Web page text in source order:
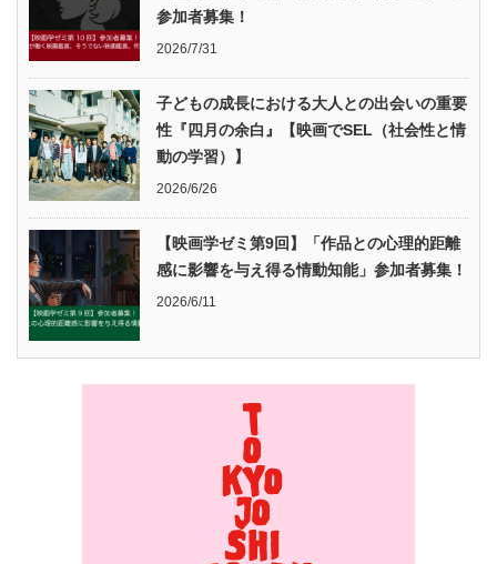
参加者募集！
2026/7/31
子どもの成長における大人との出会いの重要
性『四月の余白』【映画でSEL（社会性と情
動の学習）】
2026/6/26
【映画学ゼミ第9回】「作品との心理的距離
感に影響を与え得る情動知能」参加者募集！
2026/6/11